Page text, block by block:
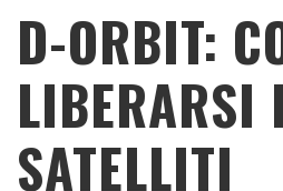
D-ORBIT:
LIBERARSI
SATELLITI